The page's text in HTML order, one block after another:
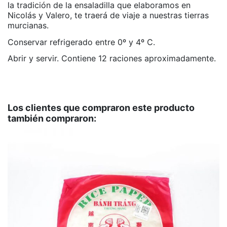
la tradición de la ensaladilla que elaboramos en
Nicolás y Valero, te traerá de viaje a nuestras tierras
murcianas.
Conservar refrigerado entre 0º y 4º C.
Abrir y servir. Contiene 12 raciones aproximadamente.
SIN GLUTEN
LIBRE DE ALÉRGENOS
Nicolás y Valero
Los clientes que compraron este producto
también compraron: